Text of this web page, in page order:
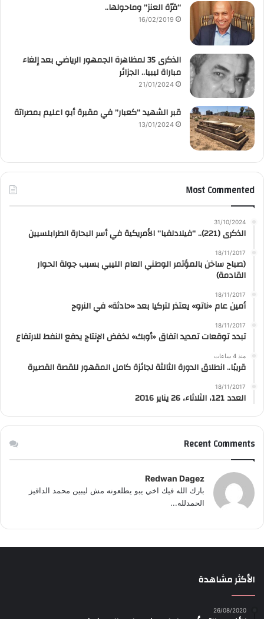
“قرّة العنز” وماحولها..
16/02/2019
الذكرى 35 لمظاهرة الجمهور الرياضي بعد إلغاء
مباراة ليبيا.. الجزائر
21/01/2024
قبر الشهيد “كعبار” في مقبرة أبو اعليم بمصراتة
13/01/2024
Most Commented
31/10/2024
الذكرى (221).. “فيلادلفيا” الأمريكية في أسر البحارة الطرابلسيين
18/11/2017
(صباح ساخن بالمؤتمر الوطني العام الليبي بسبب جولة الحوار
القادمة)
18/11/2017
أمين عام «ناتو» يعتذر لتركيا بعد «حادثة» في النروج
18/11/2017
تبدد توقعات تمديد اتفاق «أوبك» لخفض الإنتاج يدفع النفط للارتفاع
منذ 4 ساعات
قريبًا.. انطلاق الدورة الثالثة لجائزة كامل المقهور للقصة القصيرة
18/11/2017
العدد 121، الثلاثاء، 26 يناير 2016
Recent Comments
Redwan Dagez
بارك الله فيك اخي يبو يطلعونه مش ليبين محمد الداقيز
الحمدلله...
الأكثر مشاهدة
26/08/2020